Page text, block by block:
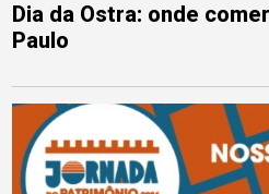
Dia da Ostra: onde
Paulo